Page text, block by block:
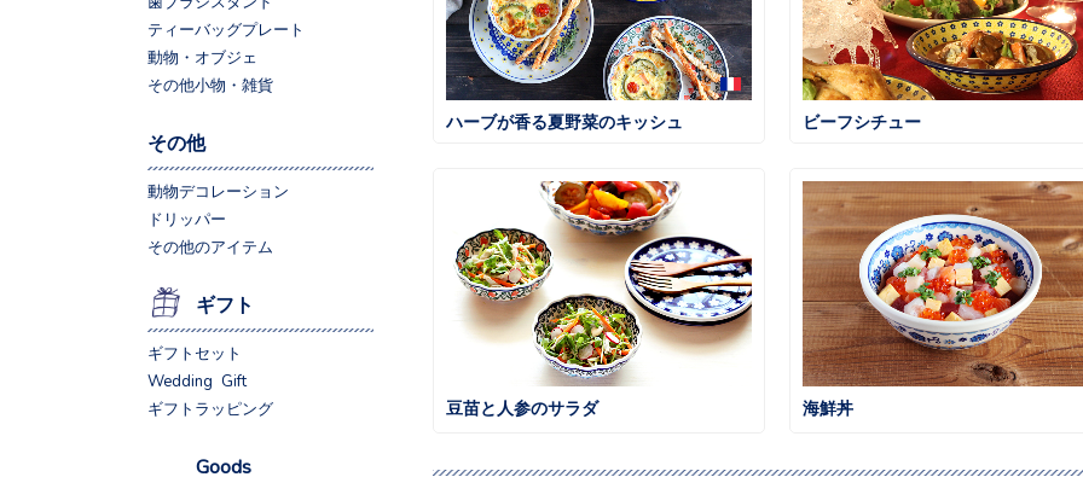
ハーブが香る夏野菜のキッシュ ビーフシチュー
豆苗と人参のサラダ 海鮮丼
ティーバッグプレート
動物・オブジェ
その他小物・雑貨
その他
動物デコレーション
ドリッパー
その他のアイテム
ギフト
ギフトセット
Wedding Gift
ギフトラッピング
Goods